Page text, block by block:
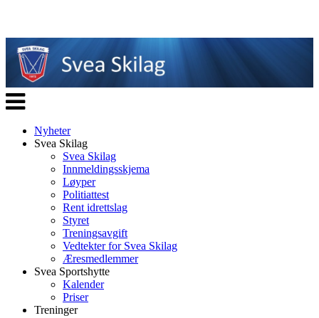
Veksle
navigasjon
Nyheter
Svea Skilag
Svea Skilag
Innmeldingsskjema
Løyper
Politiattest
Rent idrettslag
Styret
Treningsavgift
Vedtekter for Svea Skilag
Æresmedlemmer
Svea Sportshytte
Kalender
Priser
Treninger